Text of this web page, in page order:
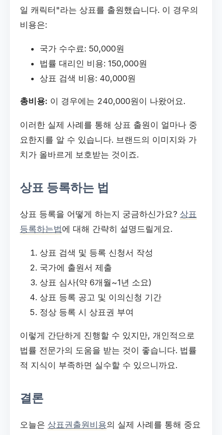
일 캐릭터"라는 상표를 출원했습니다. 이 경우의
비용은:
국가 수수료: 50,000원
법률 대리인 비용: 150,000원
상표 검색 비용: 40,000원
총비용: 이 경우에는 240,000원이 나왔어요.
이러한 실제 사례를 통해 상표 출원이 얼마나 중
요한지를 알 수 있습니다. 브랜드의 이미지와 가
치가 올바르게 보호받는 것이죠.
상표 등록하는 법
상표 등록을 어떻게 하는지 궁금하신가요? 상표
등록하는법에 대해 간략히 설명드릴게요.
상표 검색 및 등록 신청서 작성
국가에 출원서 제출
상표 심사(약 6개월~1년 소요)
상표 등록 공고 및 이의신청 기간
정상 등록 시 상표권 부여
이렇게 간단하게 진행할 수 있지만, 개인적으로
법률 전문가의 도움을 받는 것이 좋습니다. 법률
적 지식이 부족하면 실수할 수 있으니까요.
결론
오늘은 상표권출원비용의 실제 사례를 통해 중요